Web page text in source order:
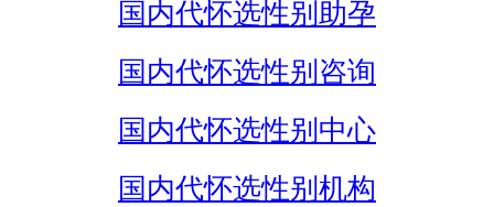
国内代怀选性别助孕
国内代怀选性别咨询
国内代怀选性别中心
国内代怀选性别机构